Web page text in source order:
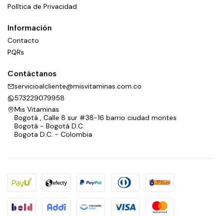
Política de Privacidad
Información
Contacto
PQRs
Contáctanos
servicioalcliente@misvitaminas.com.co
573229079958
Mis Vitaminas
Bogotá , Calle 8 sur #38-16 barrio ciudad montes
Bogotá - Bogotá D.C.
Bogota D.C. - Colombia